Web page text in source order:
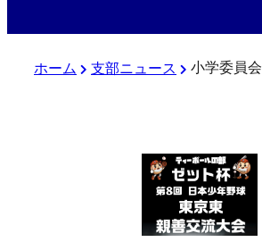
ホーム 支部ニュース 小学委員会